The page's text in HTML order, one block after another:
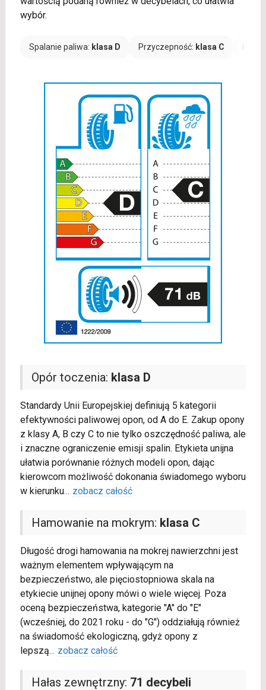
wybór.
Spalanie paliwa: klasa D Przyczepność: klasa C
Opór toczenia: klasa D
Standardy Unii Europejskiej definiują 5 kategorii
efektywności paliwowej opon, od A do E. Zakup opony
z klasy A, B czy C to nie tylko oszczędność paliwa, ale
i znaczne ograniczenie emisji spalin. Etykieta unijna
ułatwia porównanie różnych modeli opon, dając
kierowcom możliwość dokonania świadomego wyboru
w kierunku... zobacz całość
Hamowanie na mokrym: klasa C
Długość drogi hamowania na mokrej nawierzchni jest
ważnym elementem wpływającym na
bezpieczeństwo, ale pięciostopniowa skala na
etykiecie unijnej opony mówi o wiele więcej. Poza
oceną bezpieczeństwa, kategorie "A" do "E"
(wcześniej, do 2021 roku - do "G") oddziałują również
na świadomość ekologiczną, gdyż opony z
lepszą... zobacz całość
Hałas zewnętrzny: 71 decybeli